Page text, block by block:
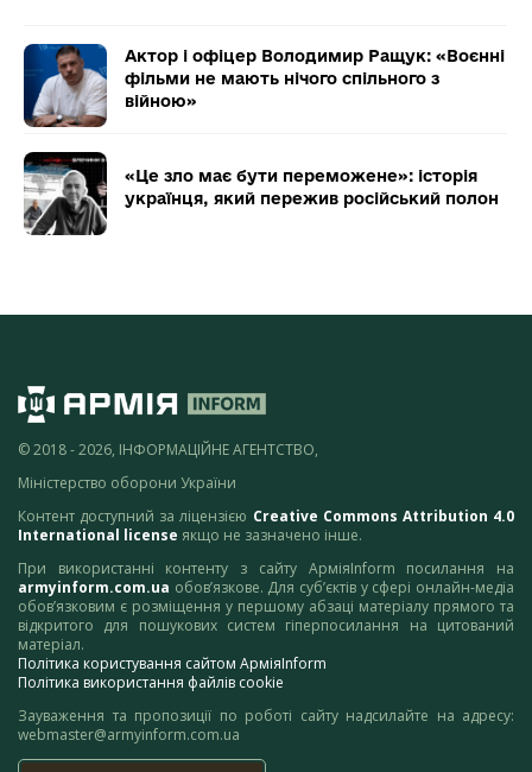
Актор і офіцер Володимир Ращук: «Воєнні
фільми не мають нічого спільного з
війною»
«Це зло має бути переможене»: історія
українця, який пережив російський полон
© 2018 - 2026, ІНФОРМАЦІЙНЕ АГЕНТСТВО,
Міністерство оборони України
Контент доступний за ліцензією Creative Commons Attribution 4.0
International license якщо не зазначено інше.
При використанні контенту з сайту АрміяInform посилання на
armyinform.com.ua обов’язкове. Для суб’єктів у сфері онлайн-медіа
обов’язковим є розміщення у першому абзаці матеріалу прямого та
відкритого для пошукових систем гіперпосилання на цитований
матеріал.
Політика користування сайтом АрміяInform
Політика використання файлів cookie
Зауваження та пропозиції по роботі сайту надсилайте на адресу:
webmaster@armyinform.com.ua